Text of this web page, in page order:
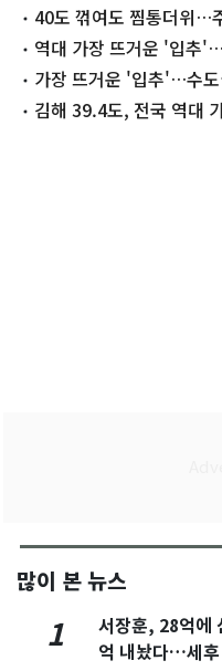
었다40도 꺾여도 찜통더위…
소나기
역대 가장 뜨거운 '입추
도(종합)
가장 뜨거운 '입추'…수
김해 39.4도, 전국 역대
많이 본 뉴스
1
서장훈, 28억에
억 내놨다…세